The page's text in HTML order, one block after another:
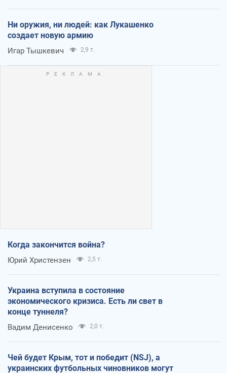
Ни оружия, ни людей: как Лукашенко
создает новую армию
Игар Тышкевич 2,9 т.
Когда закончится война?
Юрий Христензен 2,5 т.
Украина вступила в состояние
экономического кризиса. Есть ли свет в
конце туннеля?
Вадим Денисенко 2,0 т.
Чей будет Крым, тот и победит (NSJ), а
украинских футбольных чиновников могут